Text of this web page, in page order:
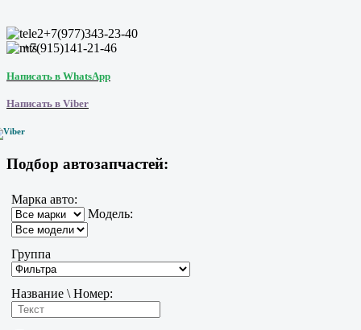
+7(977)343-23-40
+7(915)141-21-46
Написать в WhatsApp
Написать в Viber
Подбор автозапчастей:
Марка авто:
Модель:
Группа
Название \ Номер: